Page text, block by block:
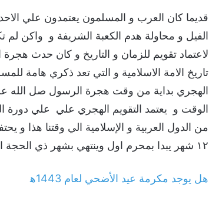
قديما كان العرب و المسلمون يعتمدون علي
الفيل و محاولة هدم الكعبة الشريفة و واكن
لاعتماد تقويم للزمان و التاريخ و كان حدث
تاريخ الامة الاسلامية و التي تعد ذكري هامة
الوقت و يعتمد التقويم الهجري علي علي دورة
من الدول العربية و الإسلامية الي وقتنا هذا و
١٢ شهر يبدا بمحرم اول وينتهي بشهر ذي الحجة الذي به موسم الحج و عيد الاضحي المبارك
هل يوجد مكرمة عيد الأضحي لعام 1443ه‍